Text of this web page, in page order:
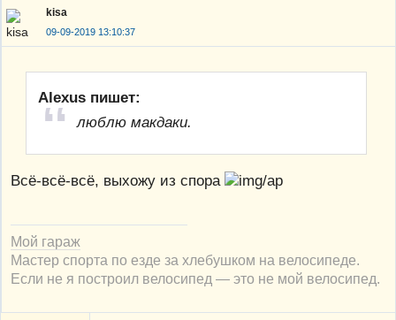
kisa
09-09-2019 13:10:37
Alexus пишет:
люблю макдаки.
Всё-всё-всё, выхожу из спора
Мой гараж
Мастер спорта по езде за хлебушком на велосипеде.
Если не я построил велосипед — это не мой велосипед.